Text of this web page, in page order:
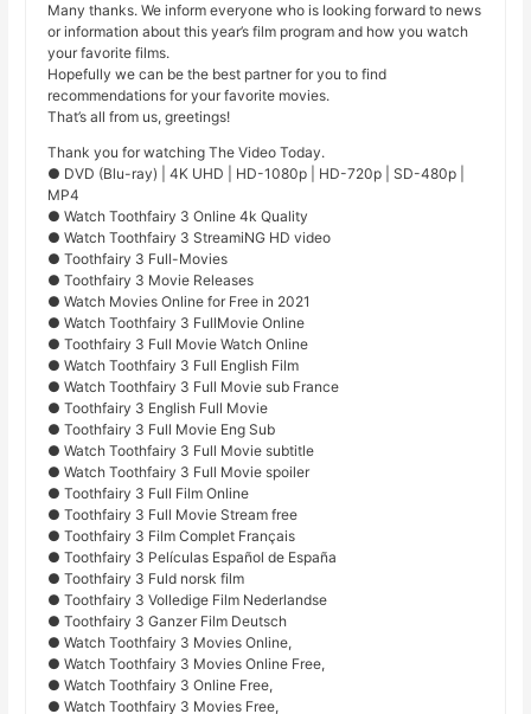
Many thanks. We inform everyone who is looking forward to news
or information about this year’s film program and how you watch
your favorite films.
Hopefully we can be the best partner for you to find
recommendations for your favorite movies.
That’s all from us, greetings!
Thank you for watching The Video Today.
● DVD (Blu-ray) | 4K UHD | HD-1080p | HD-720p | SD-480p |
MP4
● Watch Toothfairy 3 Online 4k Quality
● Watch Toothfairy 3 StreamiNG HD video
● Toothfairy 3 Full-Movies
● Toothfairy 3 Movie Releases
● Watch Movies Online for Free in 2021
● Watch Toothfairy 3 FullMovie Online
● Toothfairy 3 Full Movie Watch Online
● Watch Toothfairy 3 Full English Film
● Watch Toothfairy 3 Full Movie sub France
● Toothfairy 3 English Full Movie
● Toothfairy 3 Full Movie Eng Sub
● Watch Toothfairy 3 Full Movie subtitle
● Watch Toothfairy 3 Full Movie spoiler
● Toothfairy 3 Full Film Online
● Toothfairy 3 Full Movie Stream free
● Toothfairy 3 Film Complet Français
● Toothfairy 3 Películas Español de España
● Toothfairy 3 Fuld norsk film
● Toothfairy 3 Volledige Film Nederlandse
● Toothfairy 3 Ganzer Film Deutsch
● Watch Toothfairy 3 Movies Online,
● Watch Toothfairy 3 Movies Online Free,
● Watch Toothfairy 3 Online Free,
● Watch Toothfairy 3 Movies Free,